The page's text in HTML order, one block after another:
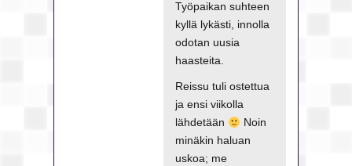
Työpaikan suhteen
kyllä lykästi, innolla
odotan uusia
haasteita.
Reissu tuli ostettua
ja ensi viikolla
lähdetään
Noin
minäkin haluan
uskoa; me